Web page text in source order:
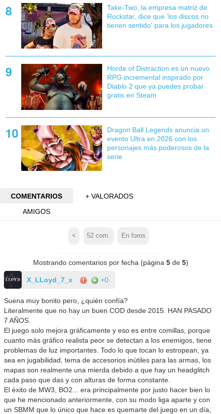
Take-Two, la empresa matriz de
Rockstar, dice que 'los discos no
tienen sentido' para los jugadores
Horde of Distraction es un nuevo
RPG incremental inspirado por
Diablo 2 que ya puedes probar
gratis en Steam
Dragon Ball Legends anuncia un
evento Ultra en 2026 con los
personajes más poderosos de la
serie
COMENTARIOS
+ VALORADOS
AMIGOS
< 52 com. En foros
Mostrando comentarios por fecha (página 5de 5)
X_LLoyd_7_x +0
Suena muy bonito pero, ¿quién confía?
Literalmente que no hay un buen COD desde 2015. HAN PASADO
7 AÑOS.
El juego solo mejora gráficamente y eso es entre comillas, porque
cuanto más gráfico realista peor se detectan a los enemigos, tiene
problemas de luz importantes. Todo lo que tocan lo estropean, ya
sea en jugabilidad, tema de accesorios inútiles para las armas, los
mapas son realmente una mierda debido a que hay un headglitch
cada paso que das y con alturas de forma constante.
El éxito de MW3, BO2... era principalmente por justo hacer bien lo
que he mencionado anteriormente, con su modo liga aparte y con
un SBMM que lo único que hace es quemarte del juego en un día,